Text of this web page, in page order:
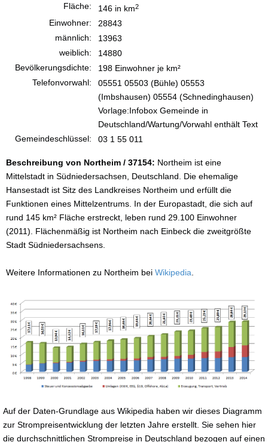
Fläche:
146 in km2
Einwohner:
28843
männlich:
13963
weiblich:
14880
Bevölkerungsdichte:
198 Einwohner je km²
Telefonvorwahl:
05551 05503 (Bühle) 05553
(Imbshausen) 05554 (Schnedinghausen)
Vorlage:Infobox Gemeinde in
Deutschland/Wartung/Vorwahl enthält Text
Gemeindeschlüssel:
03 1 55 011
Beschreibung von Northeim / 37154: Northeim ist eine
Mittelstadt in Südniedersachsen, Deutschland. Die ehemalige
Hansestadt ist Sitz des Landkreises Northeim und erfüllt die
Funktionen eines Mittelzentrums. In der Europastadt, die sich auf
rund 145 km² Fläche erstreckt, leben rund 29.100 Einwohner
(2011). Flächenmäßig ist Northeim nach Einbeck die zweitgrößte
Stadt Südniedersachsens.
Weitere Informationen zu Northeim bei Wikipedia
Auf der Daten-Grundlage aus Wikipedia haben wir dieses Diagramm
zur Strompreisentwicklung der letzten Jahre erstellt. Sie sehen hier
die durchschnittlichen Strompreise in Deutschland bezogen auf einen